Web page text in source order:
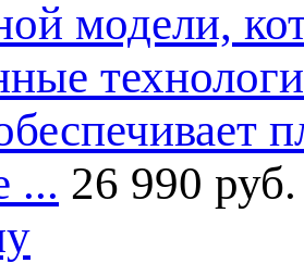
модели,
... 26 990 руб.